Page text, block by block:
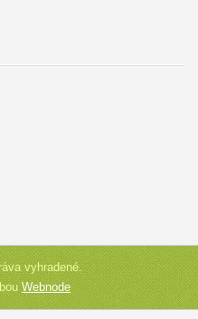
vyhradené.
Webnode